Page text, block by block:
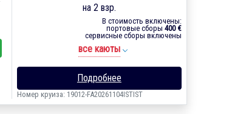
на 2 взр.
В стоимость включены:
портовые сборы 400 €
сервисные сборы включены
все каюты
Подробнее
Номер круиза: 19012-FA20261104ISTIST